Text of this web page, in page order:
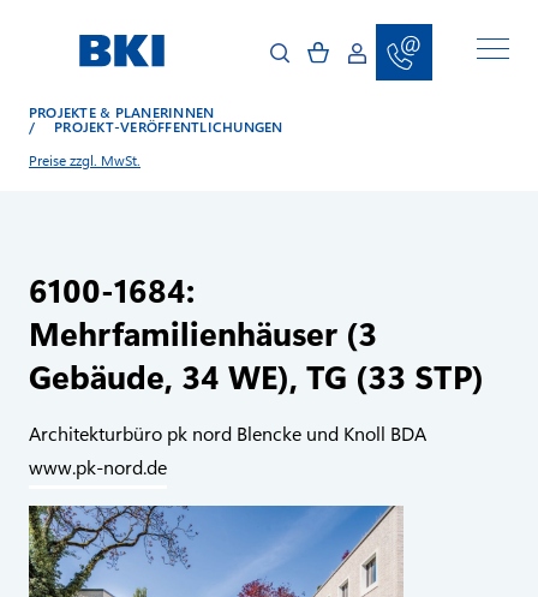
PROJEKTE & PLANERINNEN
/
PROJEKT-VERÖFFENTLICHUNGEN
Preise zzgl. MwSt.
6100-1684:
Mehrfamilienhäuser (3
Gebäude, 34 WE), TG (33 STP)
Architekturbüro pk nord Blencke und Knoll BDA
www.pk-nord.de